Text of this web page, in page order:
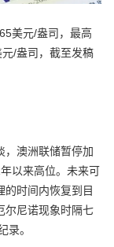
美元/盎司，最高
/盎司，截至发稿
澳洲联储暂停加
以来高位。未来可
的时间内恢复到目
尔尼诺现象时隔七
录。